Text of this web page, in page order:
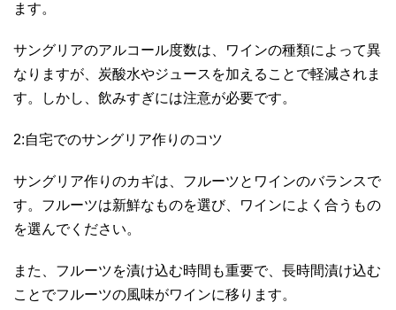
ます。
サングリアのアルコール度数は、ワインの種類によって異
なりますが、炭酸水やジュースを加えることで軽減されま
す。しかし、飲みすぎには注意が必要です。
2:自宅でのサングリア作りのコツ
サングリア作りのカギは、フルーツとワインのバランスで
す。フルーツは新鮮なものを選び、ワインによく合うもの
を選んでください。
また、フルーツを漬け込む時間も重要で、長時間漬け込む
ことでフルーツの風味がワインに移ります。